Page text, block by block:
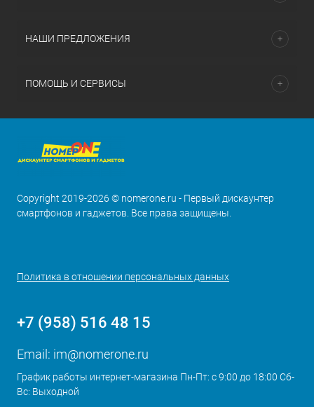
НАШИ ПРЕДЛОЖЕНИЯ
ПОМОЩЬ И СЕРВИСЫ
Copyright 2019-2026 © nomerone.ru - Первый дискаунтер
смартфонов и гаджетов. Все права защищены.
Политика в отношении персональных данных
+7 (958) 516 48 15
Email: im@nomerone.ru
График работы интернет-магазина Пн-Пт: с 9:00 до 18:00 Сб-
Вс: Выходной